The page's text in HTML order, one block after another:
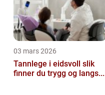
03 mars 2026
Tannlege i eidsvoll slik
finner du trygg og langs...